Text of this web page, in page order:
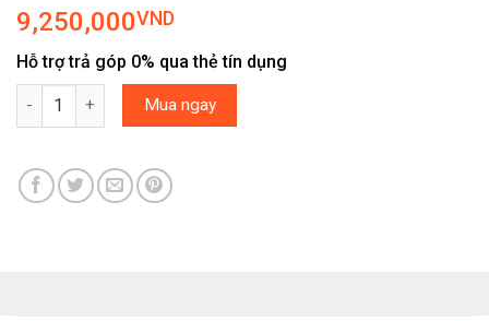
9,250,000VND
Hỗ trợ trả góp 0% qua thẻ tín dụng
Chậu rửa bát Konox Granite Sink Veloci 760D Black số lượng
Mua ngay